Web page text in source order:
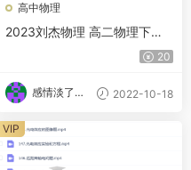
高中物理
2023刘杰物理 高二物理下学
20
感情淡了请
2022-10-18
VIP